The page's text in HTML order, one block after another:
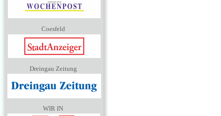
Coesfeld
Dreingau Zeitung
WIR IN